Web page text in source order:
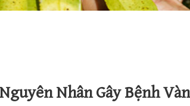
Nhân Gây Bệnh